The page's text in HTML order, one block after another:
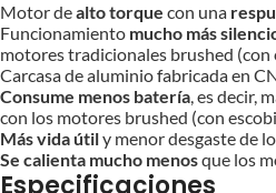
Motor dealto torque con una
Funcionamiento mucho más
motores tradicionales brushed (con
Carcasa de aluminio fabricada en
Consume menos batería, es decir,
con los motores brushed (con
Más vida útily menor desgaste de
Se calienta mucho menosque los
Especificaciones